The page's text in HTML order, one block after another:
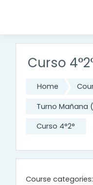
Curso
Home
Turno Mañana
Curso 4°2°
Course categories: